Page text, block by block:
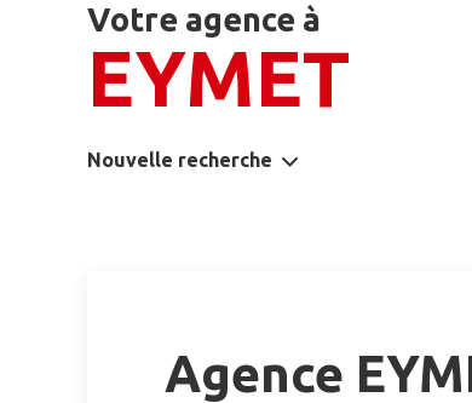
Votre agence à
EYMET
Nouvelle recherche
Agence